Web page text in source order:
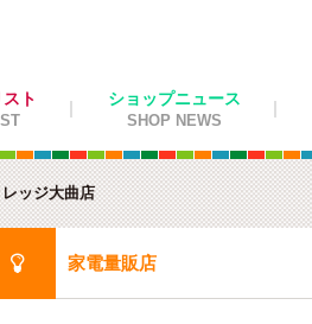
ト ショップニュース
SHOP NEWS
ッジ大曲店
 家電量販店